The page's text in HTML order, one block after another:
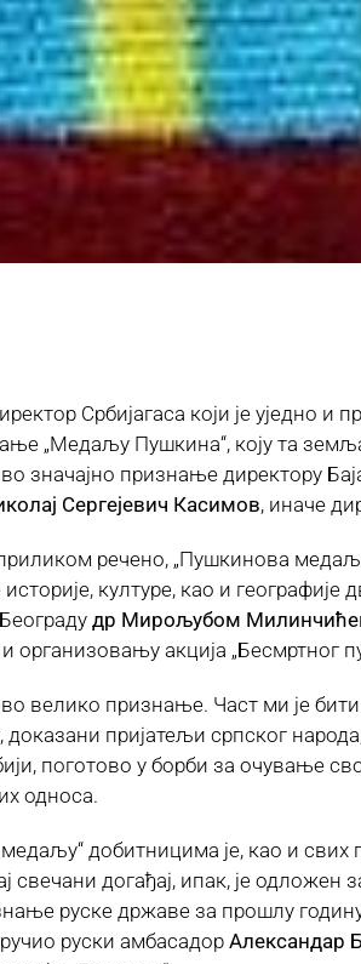
Србијагаса који је уједно
„Медаљу Пушкина“, коју та
значајно признање директору
Сергејевич Касимов, иначе
речено, „Пушкинова
културе, као и географије
др Мирољубом
организовању акција „Бесмртног
велико признање. Част ми је
доказани пријатељи српског
поготово у борби за очување
односа.
добитницима је, као и свих
свечани догађај, ипак, је
руске државе за прошлу
руски амбасадор Александар